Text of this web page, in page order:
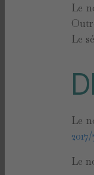
Le
Le
Le
Le